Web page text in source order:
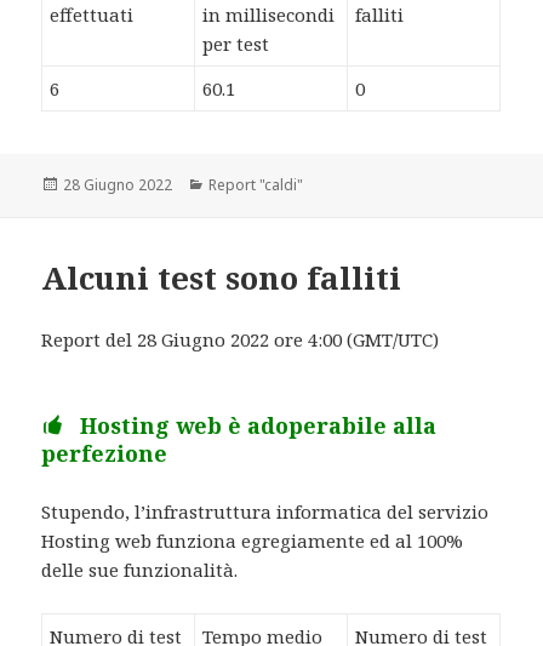
effettuati
in millisecondi
per test
falliti
6 60.1 0
Scritto
28 Giugno 2022 Categorie
Report "caldi"
Alcuni test sono falliti
Report del 28 Giugno 2022 ore 4:00 (GMT/UTC)
Hosting web è adoperabile alla
perfezione
Stupendo, l’infrastruttura informatica del servizio
Hosting web funziona egregiamente ed al 100%
delle sue funzionalità.
Numero di test
Tempo medio
Numero di test